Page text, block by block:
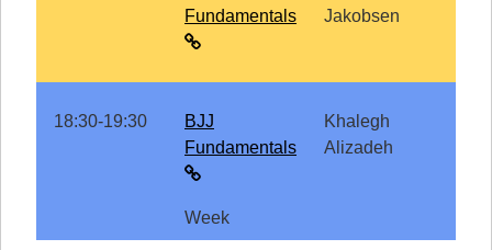
Fundamentals
Jakobsen
18:30-19:30
BJJ
Fundamentals
Week
Khalegh
Alizadeh